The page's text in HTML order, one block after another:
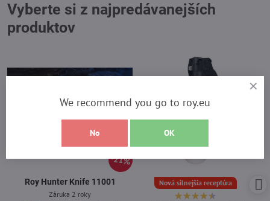
Vyberte si z najpredávanejších
produktov
21%
Roy Hunter Knife 11001
Záruka 2 roky
Nová silnejšia receptúra
We recommend you go to roy.eu
No OK